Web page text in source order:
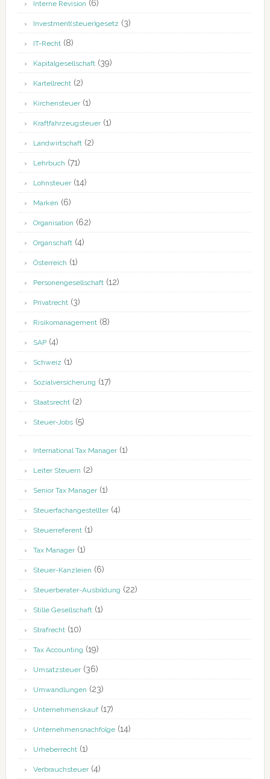
Interne Revision (6)
Investment(steuer)gesetz (3)
IT-Recht(8)
Kapitalgesellschaft(39)
Kartellrecht(2)
Kirchensteuer(1)
Kraftfahrzeugsteuer(1)
Landwirtschaft(2)
Lehrbuch (71)
Lohnsteuer(14)
Marken (6)
Organisation (62)
Organschaft(4)
Österreich (1)
Personengesellschaft(12)
Privatrecht(3)
Risikomanagement(8)
SAP(4)
Schweiz (1)
Sozialversicherung (17)
Staatsrecht(2)
Steuer-Jobs(5)
International Tax Manager(1)
Leiter Steuern (2)
Senior Tax Manager(1)
Steuerfachangestellter(4)
Steuerreferent(1)
Tax Manager(1)
Steuer-Kanzleien (6)
Steuerberater-Ausbildung (22)
Stille Gesellschaft(1)
Strafrecht(10)
Tax Accounting (19)
Umsatzsteuer(36)
Umwandlungen (23)
Unternehmenskauf(17)
Unternehmensnachfolge(14)
Urheberrecht(1)
Verbrauchsteuer(4)